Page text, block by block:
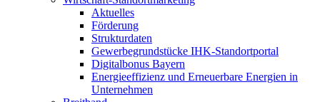
Aktuelles
Förderung
Strukturdaten
Gewerbegrundstücke IHK-Standortportal
Digitalbonus Bayern
Energieeffizienz und Erneuerbare Energien in
Unternehmen